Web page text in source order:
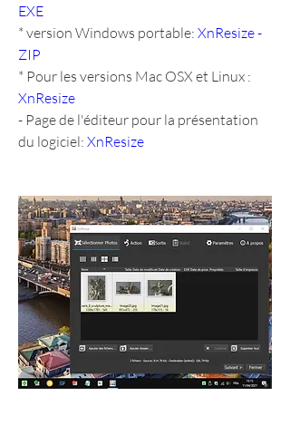
EXE
* version Windows portable: XnResize -
ZIP
XnResize
- Page de l'éditeur pour la présentation
du logiciel: XnResize